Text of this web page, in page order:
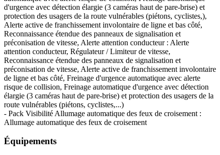
d'urgence avec détection élargie (3 caméras haut de pare-brise) et
protection des usagers de la route vulnérables (piétons, cyclistes,),
Alerte active de franchissement involontaire de ligne et bas côté,
Reconnaissance étendue des panneaux de signalisation et
préconisation de vitesse, Alerte attention conducteur : Alerte
attention conducteur, Régulateur / Limiteur de vitesse,
Reconnaissance étendue des panneaux de signalisation et
préconisation de vitesse, Alerte active de franchissement involontaire
de ligne et bas côté, Freinage d'urgence automatique avec alerte
risque de collision, Freinage automatique d'urgence avec détection
élargie (3 caméras haut de pare-brise) et protection des usagers de la
route vulnérables (piétons, cyclistes,...)
- Pack Visibilité Allumage automatique des feux de croisement :
Allumage automatique des feux de croisement
Équipements